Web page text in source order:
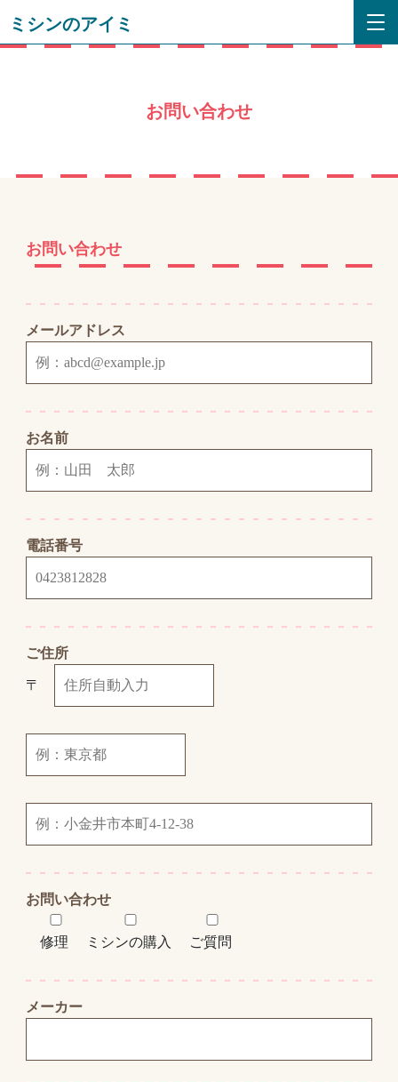
ミシンのアイミ
お問い合わせ
お問い合わせ
メールアドレス
お名前
電話番号
ご住所
〒
お問い合わせ
修理 ミシンの購入 ご質問
メーカー